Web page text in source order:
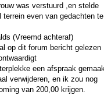
was verstuurd ,en stelde
terrein even van gedachten te
(Vreemd achteraf)
op dit forum bericht gelezen
een afspraak
verwijderen, en ik zou nog
van 200,00 krijgen.